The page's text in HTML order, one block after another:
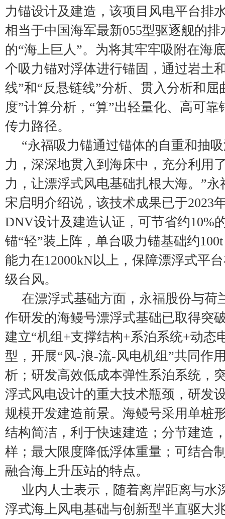
力锚设计及建造，该项目风电平台排
相当于中国海军最新055型驱逐舰的
的“海上巨人”。为将其牢牢吸附在海
个吸力锚对浮体进行锚固，通过岩土
线”和“反悬链线”分析、贯入分析和屈
度”计算分析，“算”出轻量化、高可
传力路径。
“永福吸力锚通过锚体的自重和抽
力，深深地贯入到海床中，充分利用
力，让漂浮式风电基础扎根大海。”
宋启明介绍说，该技术成果已于2023
DNV设计及建造认证，可节省约10%
锚“轻”装上阵，单台吸力锚基础约
能力在12000kN以上，保障漂浮式平
级台风。
在漂浮式基础方面，永福股份与荷
作研发的海鳗号漂浮式基础已取得突
建立“机组+支撑结构+系泊系统+动态
型，开展“风-浪-流-风电机组”共同作
析；研发高效低成本弹性系泊系统，
浮式风电设计的重大技术瓶颈，研发
规模开发建造前景。海鳗号采用单桩
结构简洁，利于快速建造；分节建造
样；最大限度降低浮体重量；可结合
融合海上升压站的特点。
业内人士表示，随着离岸距离与水
浮式海上风电基础与创新型半直驱大